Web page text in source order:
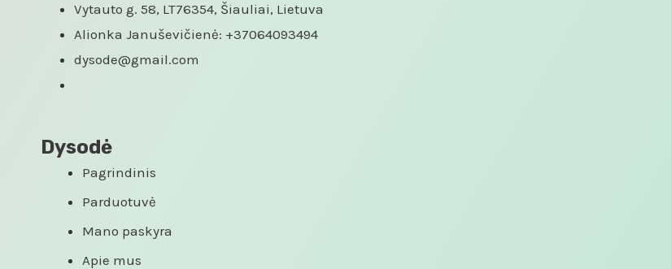
Vytauto g. 58, LT76354, Šiauliai, Lietuva
Alionka Januševičienė: +37064093494
dysode@gmail.com
Dysodė
Pagrindinis
Parduotuvė
Mano paskyra
Apie mus